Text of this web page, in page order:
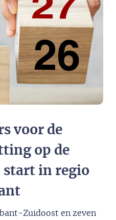
voor de
op de
start in regio
Zuidoost en zeven